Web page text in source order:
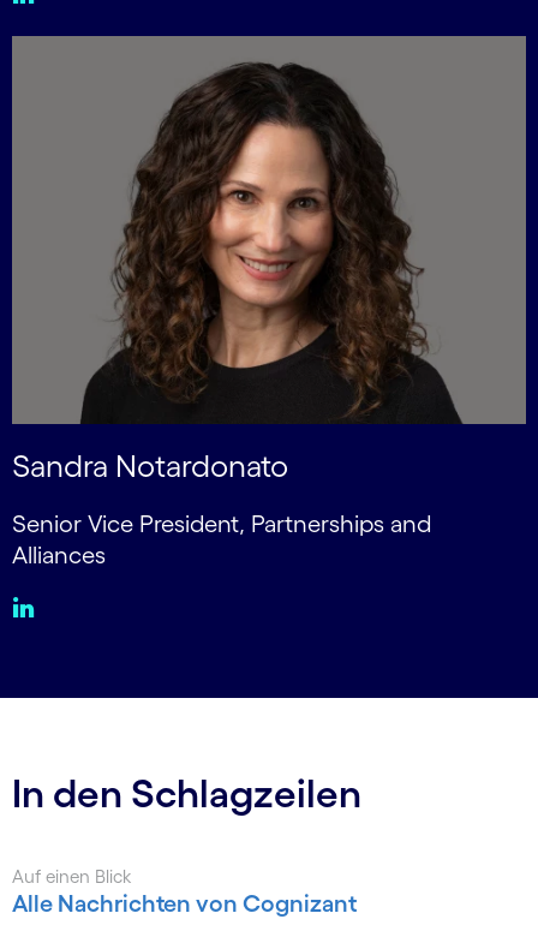
Sandra Notardonato
Senior Vice President, Partnerships and
Alliances
In den Schlagzeilen
Auf einen Blick
Alle Nachrichten von Cognizant